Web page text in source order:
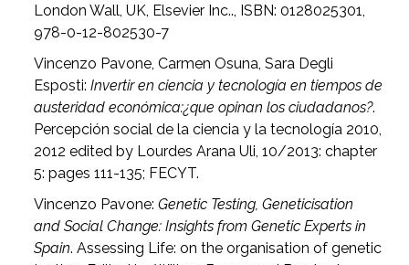
London Wall, UK, Elsevier Inc.., ISBN: 0128025301,
978-0-12-802530-7
Vincenzo Pavone, Carmen Osuna, Sara Degli
Esposti:Invertir en ciencia y tecnología en tiempos de
austeridad económica:¿que opinan los ciudadanos?.
Percepción social de la ciencia y la tecnología 2010,
2012 edited by Lourdes Arana Uli, 10/2013: chapter
5: pages 111-135; FECYT.
Vincenzo Pavone:Genetic Testing, Geneticisation
and Social Change: Insights from Genetic Experts in
Spain. Assessing Life: on the organisation of genetic